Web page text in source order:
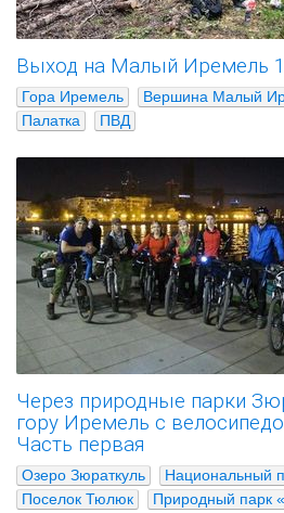
Выход на Малый Иремель
Гора Иремель Вершина Малый
Палатка
ПВД
Через природные парки
гору Иремель с
Часть первая
Озеро Зюраткуль
Национальный
Поселок Тюлюк
Природный парк